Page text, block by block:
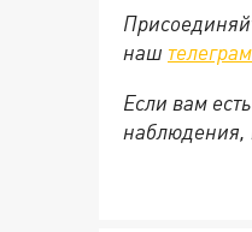
наш
Если вам
наблюдения,